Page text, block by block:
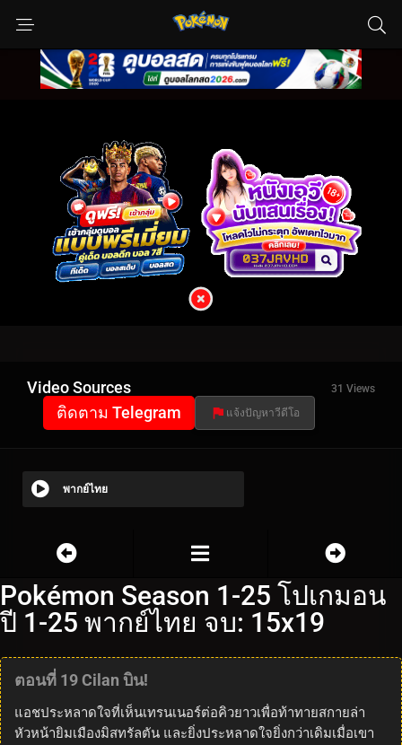
Video Sources 31 Views
ติดตาม Telegram แจ้งปัญหาวีดีโอ
พากย์ไทย
Pokémon Season 1-25 โปเกมอน
ปี 1-25 พากย์ไทย จบ: 15x19
ตอนที่ 19 Cilan บิน!
แอชประหลาดใจที่เห็นเทรนเนอร์ต่อคิวยาวเพื่อท้าทายสกายล่า
หัวหน้ายิมเมืองมิสทรัลตัน และยิ่งประหลาดใจยิ่งกว่าเดิมเมื่อเขา